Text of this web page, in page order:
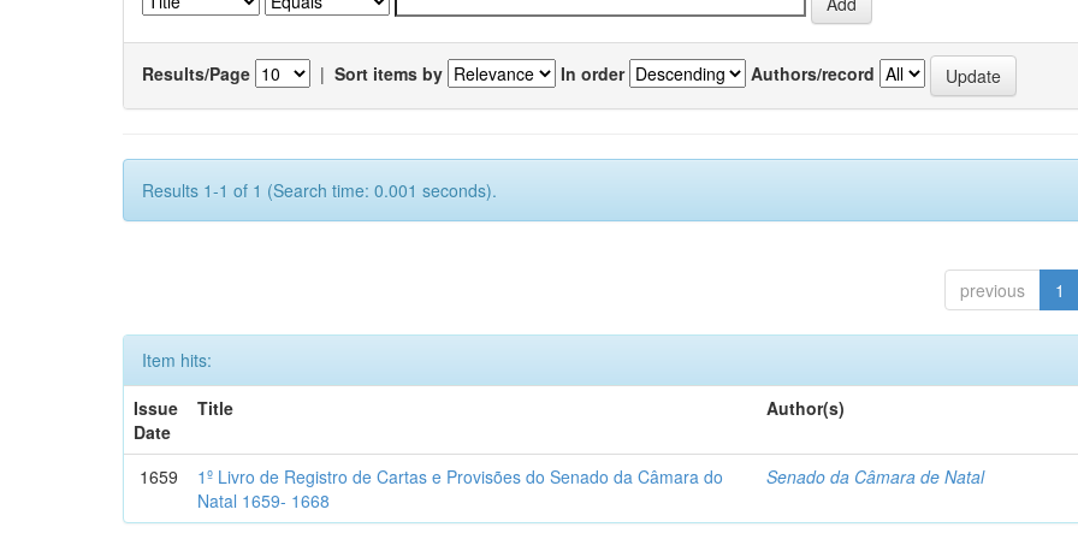
Results/Page | Sort items by In order Authors/record
Results 1-1 of 1 (Search time: 0.001 seconds).
previous 1
Item hits:
Issue
Date
Title Author(s)
1659
1º Livro de Registro de Cartas e Provisões do Senado da Câmara do
Natal 1659- 1668
Senado da Câmara de Natal